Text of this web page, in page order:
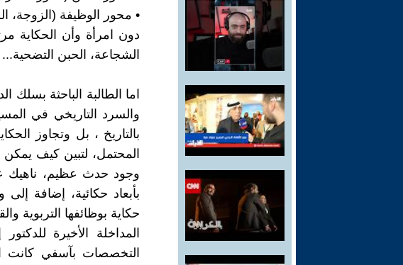
• محور الوظيفة (الزوجة،
دون امرأة وأن الحكاية
الشجاعة، الحبن التضحية...
اما الطالبة الباحثة
والسرد التاريخي في
بالتاريخ ، بل وتجاوز
المحتمل، لتبين كيف
وجود حدث عظيم، ناهيك
بأبعاد حكائية، إضافة
حكاية بوظائفها التربوية
المداخلة الأخيرة
التخصصات بآسفي كانت